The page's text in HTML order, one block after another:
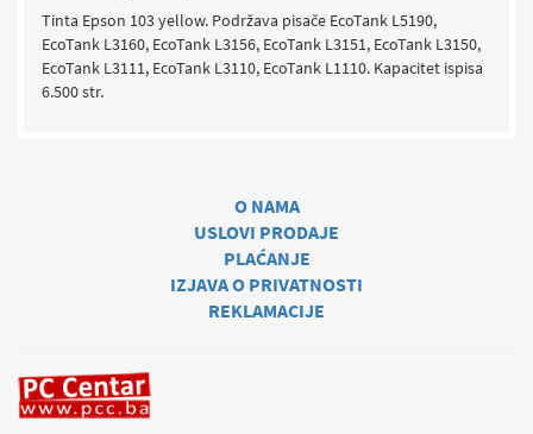
Tinta Epson 103 yellow. Podržava pisače EcoTank L5190,
EcoTank L3160, EcoTank L3156, EcoTank L3151, EcoTank L3150,
EcoTank L3111, EcoTank L3110, EcoTank L1110. Kapacitet ispisa
6.500 str.
O NAMA
USLOVI PRODAJE
PLAĆANJE
IZJAVA O PRIVATNOSTI
REKLAMACIJE